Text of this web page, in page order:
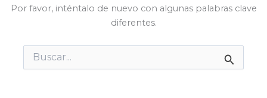
Por favor, inténtalo de nuevo con algunas palabras clave
diferentes.
Buscar
por: